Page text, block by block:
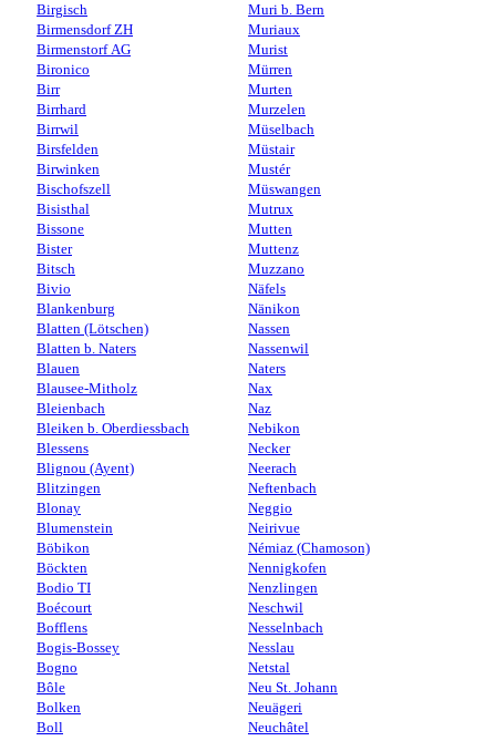
Birgisch
Birmensdorf ZH
Birmenstorf AG
Bironico
Birr
Birrhard
Birrwil
Birsfelden
Birwinken
Bischofszell
Bisisthal
Bissone
Bister
Bitsch
Bivio
Blankenburg
Blatten (Lötschen)
Blatten b. Naters
Blauen
Blausee-Mitholz
Bleienbach
Bleiken b. Oberdiessbach
Blessens
Blignou (Ayent)
Blitzingen
Blonay
Blumenstein
Böbikon
Böckten
Bodio TI
Boécourt
Bofflens
Bogis-Bossey
Bogno
Bôle
Bolken
Boll
Muri b. Bern
Muriaux
Murist
Mürren
Murten
Murzelen
Müselbach
Müstair
Mustér
Müswangen
Mutrux
Mutten
Muttenz
Muzzano
Näfels
Nänikon
Nassen
Nassenwil
Naters
Nax
Naz
Nebikon
Necker
Neerach
Neftenbach
Neggio
Neirivue
Némiaz (Chamoson)
Nennigkofen
Nenzlingen
Neschwil
Nesselnbach
Nesslau
Netstal
Neu St. Johann
Neuägeri
Neuchâtel